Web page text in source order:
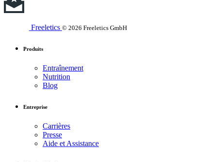
Freeletics © 2026 Freeletics GmbH
Produits
Entraînement
Nutrition
Blog
Entreprise
Carrières
Presse
Aide et Assistance